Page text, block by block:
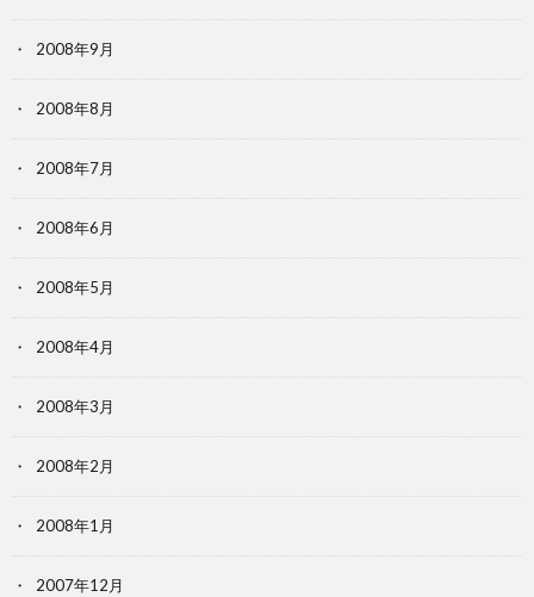
2008年9月
2008年8月
2008年7月
2008年6月
2008年5月
2008年4月
2008年3月
2008年2月
2008年1月
2007年12月